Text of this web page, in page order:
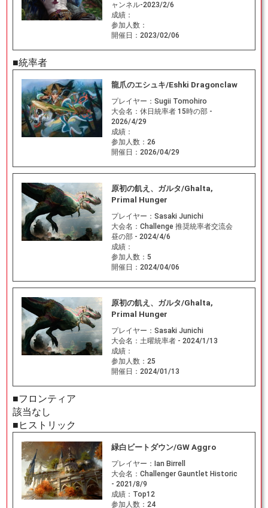
ャンネル-2023/2/6
成績：
参加人数：
開催日： 2023/02/06
■統率者
龍爪のエシュキ/Eshki Dragonclaw
プレイヤー： Sugii Tomohiro
大会名： 休日統率者 15時の部 -
2026/4/29
成績：
参加人数： 26
開催日： 2026/04/29
原初の飢え、ガルタ/Ghalta,
Primal Hunger
プレイヤー： Sasaki Junichi
大会名： Challenge 推奨統率者交流会
昼の部 - 2024/4/6
成績：
参加人数： 5
開催日： 2024/04/06
原初の飢え、ガルタ/Ghalta,
Primal Hunger
プレイヤー： Sasaki Junichi
大会名： 土曜統率者 - 2024/1/13
成績：
参加人数： 25
開催日： 2024/01/13
■フロンティア
該当なし
■ヒストリック
緑白ビートダウン/GW Aggro
プレイヤー： Ian Birrell
大会名： Challenger Gauntlet Historic
- 2021/8/9
成績： Top12
参加人数： 24